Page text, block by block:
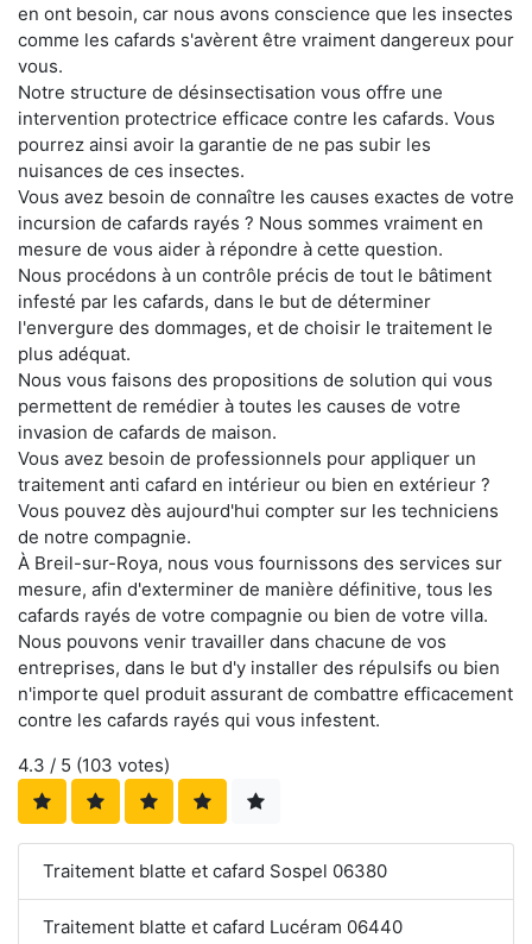
en ont besoin, car nous avons conscience que les insectes
comme les cafards s'avèrent être vraiment dangereux pour
vous.
Notre structure de désinsectisation vous offre une
intervention protectrice efficace contre les cafards. Vous
pourrez ainsi avoir la garantie de ne pas subir les
nuisances de ces insectes.
Vous avez besoin de connaître les causes exactes de votre
incursion de cafards rayés ? Nous sommes vraiment en
mesure de vous aider à répondre à cette question.
Nous procédons à un contrôle précis de tout le bâtiment
infesté par les cafards, dans le but de déterminer
l'envergure des dommages, et de choisir le traitement le
plus adéquat.
Nous vous faisons des propositions de solution qui vous
permettent de remédier à toutes les causes de votre
invasion de cafards de maison.
Vous avez besoin de professionnels pour appliquer un
traitement anti cafard en intérieur ou bien en extérieur ?
Vous pouvez dès aujourd'hui compter sur les techniciens
de notre compagnie.
À Breil-sur-Roya, nous vous fournissons des services sur
mesure, afin d'exterminer de manière définitive, tous les
cafards rayés de votre compagnie ou bien de votre villa.
Nous pouvons venir travailler dans chacune de vos
entreprises, dans le but d'y installer des répulsifs ou bien
n'importe quel produit assurant de combattre efficacement
contre les cafards rayés qui vous infestent.
4.3 / 5 (103 votes)
Traitement blatte et cafard Sospel 06380
Traitement blatte et cafard Lucéram 06440